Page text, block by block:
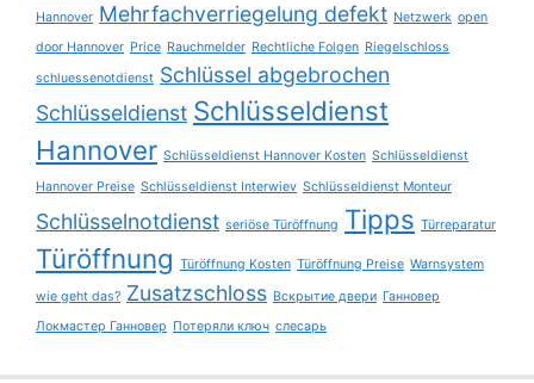
Hannover Mehrfachverriegelung defekt Netzwerk open
door Hannover Price Rauchmelder Rechtliche Folgen Riegelschloss
schluessenotdienst Schlüssel abgebrochen
Schlüsseldienst Schlüsseldienst
Hannover Schlüsseldienst Hannover Kosten Schlüsseldienst
Hannover Preise Schlüsseldienst Interwiev Schlüsseldienst Monteur
Schlüsselnotdienst seriöse Türöffnung Tipps Türreparatur
Türöffnung Türöffnung Kosten Türöffnung Preise Warnsystem
wie geht das? Zusatzschloss Вскрытие двери Ганновер
Локмастер Ганновер Потеряли ключ слесарь